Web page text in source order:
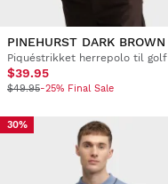
PINEHURST DARK BROWN
Piquéstrikket herrepolo til golf
$39.95
$49.95-25% Final Sale
30%